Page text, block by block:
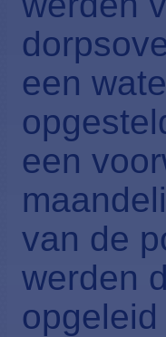
een
een
van de
werden